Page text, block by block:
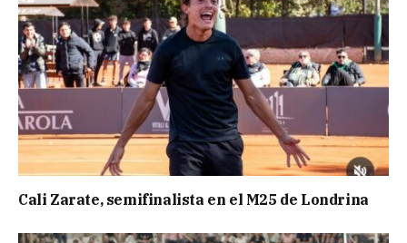
Cali Zarate, semifinalista en el M25 de Londrina